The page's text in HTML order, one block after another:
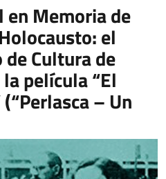
en Memoria de
el
Cultura de
película “El
– Un